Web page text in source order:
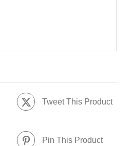
Tweet This Product
Pin This Product